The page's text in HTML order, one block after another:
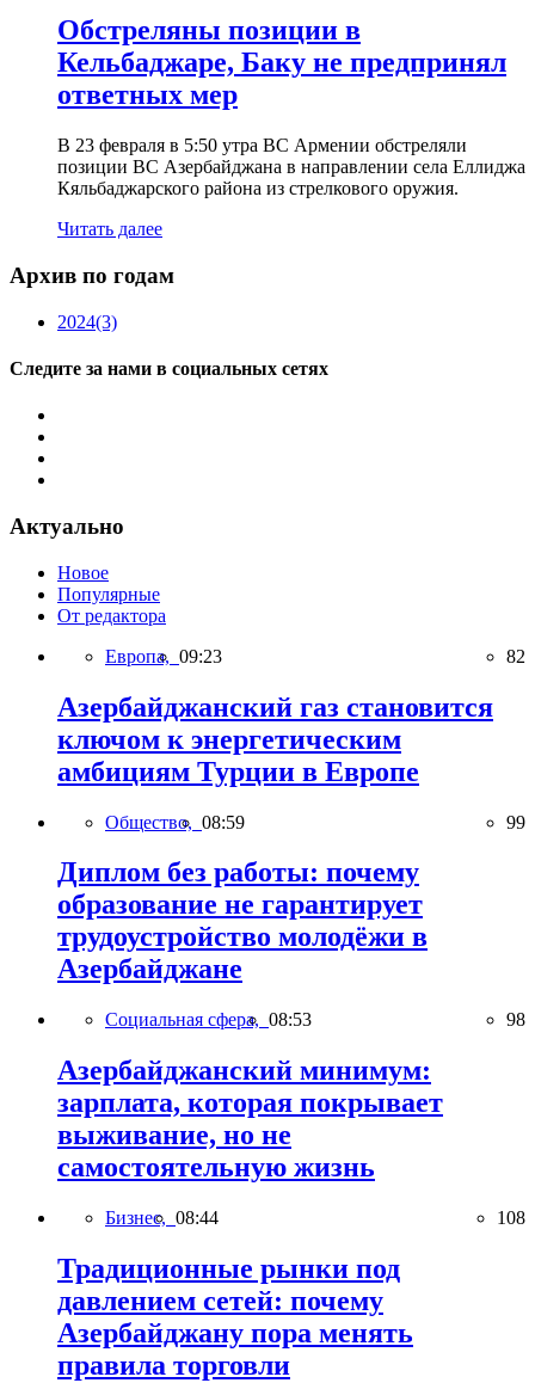
Обстреляны позиции в
Кельбаджаре, Баку не предпринял
ответных мер
В 23 февраля в 5:50 утра ВС Армении обстреляли
позиции ВС Азербайджана в направлении села Еллиджа
Кяльбаджарского района из стрелкового оружия.
Читать далее
Архив по годам
2024(3)
Следите за нами в социальных сетях
Актуально
Новое
Популярные
От редактора
Европа, 09:23 82
Азербайджанский газ становится
ключом к энергетическим
амбициям Турции в Европе
Общество, 08:59 99
Диплом без работы: почему
образование не гарантирует
трудоустройство молодёжи в
Азербайджане
Социальная сфера, 08:53 98
Азербайджанский минимум:
зарплата, которая покрывает
выживание, но не
самостоятельную жизнь
Бизнес, 08:44 108
Традиционные рынки под
давлением сетей: почему
Азербайджану пора менять
правила торговли